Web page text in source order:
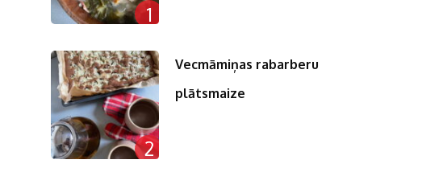
1
2
Vecmāmiņas rabarberu
plātsmaize